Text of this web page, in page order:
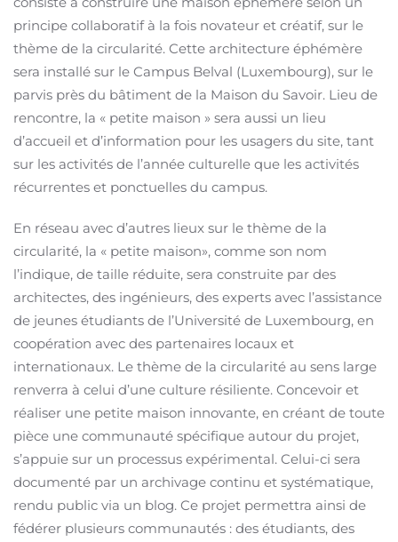
principe collaboratif à la fois novateur et créatif, sur le
thème de la circularité. Cette architecture éphémère
sera installé sur le Campus Belval (Luxembourg), sur le
parvis près du bâtiment de la Maison du Savoir. Lieu de
rencontre, la « petite maison » sera aussi un lieu
d’accueil et d’information pour les usagers du site, tant
sur les activités de l’année culturelle que les activités
récurrentes et ponctuelles du campus.
En réseau avec d’autres lieux sur le thème de la
circularité, la « petite maison», comme son nom
l’indique, de taille réduite, sera construite par des
architectes, des ingénieurs, des experts avec l’assistance
de jeunes étudiants de l’Université de Luxembourg, en
coopération avec des partenaires locaux et
internationaux. Le thème de la circularité au sens large
renverra à celui d’une culture résiliente. Concevoir et
réaliser une petite maison innovante, en créant de toute
pièce une communauté spécifique autour du projet,
s’appuie sur un processus expérimental. Celui-ci sera
documenté par un archivage continu et systématique,
rendu public via un blog. Ce projet permettra ainsi de
fédérer plusieurs communautés : des étudiants, des